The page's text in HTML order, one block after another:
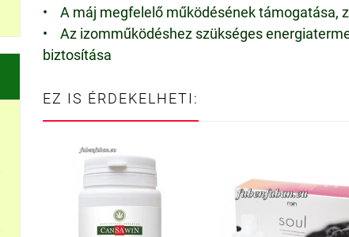
• A máj megfelelő működésének támogatása,
• Az izomműködéshez szükséges
biztosítása
EZ IS ÉRDEKELHETI: